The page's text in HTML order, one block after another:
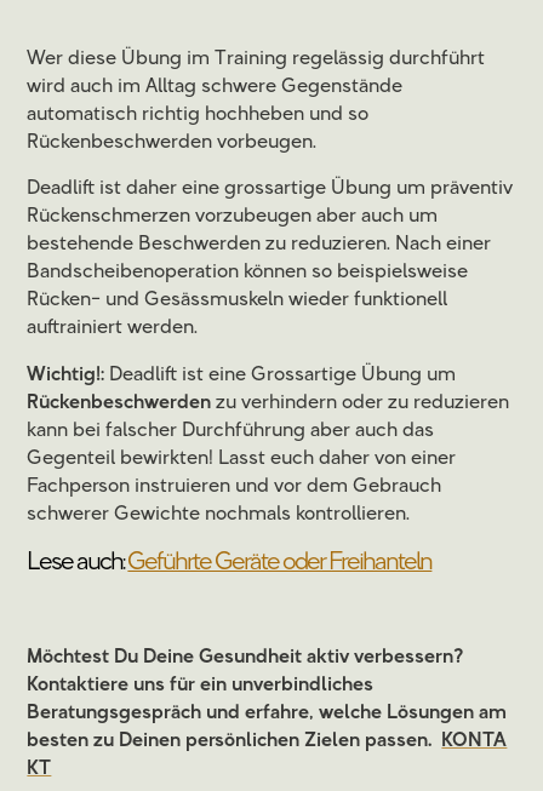
Wer diese Übung im Training regelässig durchführt
wird auch im Alltag schwere Gegenstände
automatisch richtig hochheben und so
Rückenbeschwerden vorbeugen.
Deadlift ist daher eine grossartige Übung um präventiv
Rückenschmerzen vorzubeugen aber auch um
bestehende Beschwerden zu reduzieren. Nach einer
Bandscheibenoperation können so beispielsweise
Rücken- und Gesässmuskeln wieder funktionell
auftrainiert werden.
Wichtig!: Deadlift ist eine Grossartige Übung um
Rückenbeschwerden zu verhindern oder zu reduzieren
kann bei falscher Durchführung aber auch das
Gegenteil bewirkten! Lasst euch daher von einer
Fachperson instruieren und vor dem Gebrauch
schwerer Gewichte nochmals kontrollieren.
Lese auch:Geführte Geräte oder Freihanteln
Möchtest Du Deine Gesundheit aktiv verbessern?
Kontaktiere uns für ein unverbindliches
Beratungsgespräch und erfahre, welche Lösungen am
besten zu Deinen persönlichen Zielen passen. KONTA
KT